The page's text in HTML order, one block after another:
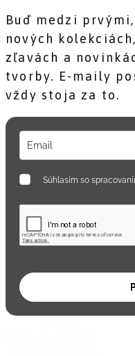
Buď medzi
nových
zľavách a
tvorby. E-maily
vždy stoja za to.
Súhlasím so